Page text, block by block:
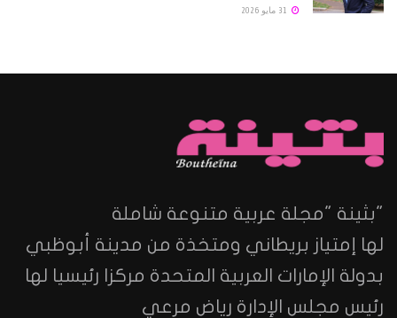
"بثينة "مجلة عربية متنوعة شاملة
لها إمتياز بريطاني ومتخذة من مدينة أبوظبي
بدولة الإمارات العربية المتحدة مركزا رئيسيا لها
رئيس مجلس الإدارة رياض مرعي